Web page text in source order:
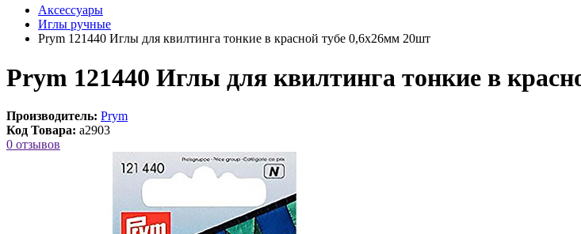
Аксессуары
Иглы ручные
Prym 121440 Иглы для квилтинга тонкие в красной тубе 0,6х26мм 20шт
Prym 121440 Иглы для квилтинга тонкие в
Производитель: Prym
Код Товара: a2903
0 отзывов